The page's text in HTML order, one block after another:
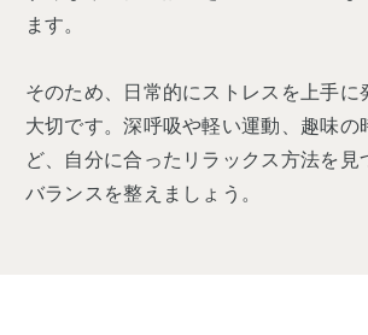
ます。
そのため、日常的にストレスを上手に
大切です。深呼吸や軽い運動、趣味の
ど、自分に合ったリラックス方法を見
バランスを整えましょう。